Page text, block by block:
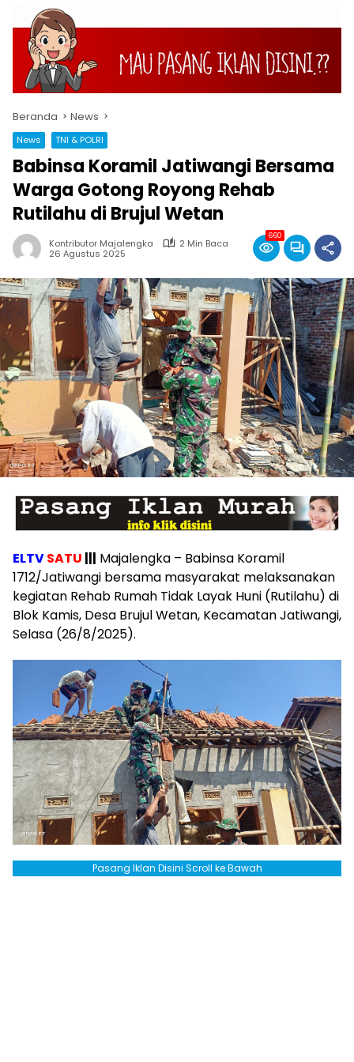
Beranda News
News TNI & POLRI
Babinsa Koramil Jatiwangi Bersama
Warga Gotong Royong Rehab
Rutilahu di Brujul Wetan
Kontributor Majalengka
2 Min Baca
26 Agustus 2025
660
ELTVSATU ||| Majalengka – Babinsa Koramil
1712/Jatiwangi bersama masyarakat melaksanakan
kegiatan Rehab Rumah Tidak Layak Huni (Rutilahu) di
Blok Kamis, Desa Brujul Wetan, Kecamatan Jatiwangi,
Selasa (26/8/2025).
Pasang Iklan Disini Scroll ke Bawah